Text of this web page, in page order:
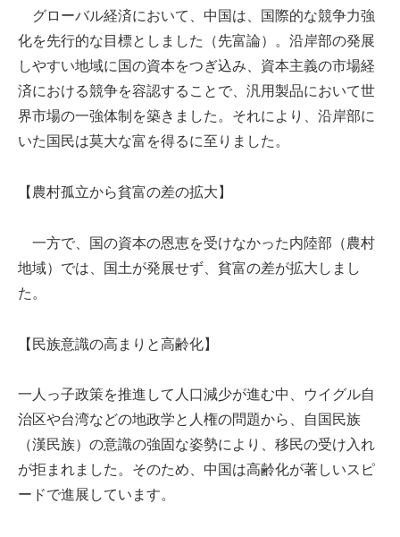
グローバル経済において、中国は、国際的な競争力強
化を先行的な目標としました（先富論）。沿岸部の発展
しやすい地域に国の資本をつぎ込み、資本主義の市場経
済における競争を容認することで、汎用製品において世
界市場の一強体制を築きました。それにより、沿岸部に
いた国民は莫大な富を得るに至りました。
【農村孤立から貧富の差の拡大】
一方で、国の資本の恩恵を受けなかった内陸部（農村
地域）では、国土が発展せず、貧富の差が拡大しまし
た。
【民族意識の高まりと高齢化】
一人っ子政策を推進して人口減少が進む中、ウイグル自
治区や台湾などの地政学と人権の問題から、自国民族
（漢民族）の意識の強固な姿勢により、移民の受け入れ
が拒まれました。そのため、中国は高齢化が著しいスピ
ードで進展しています。